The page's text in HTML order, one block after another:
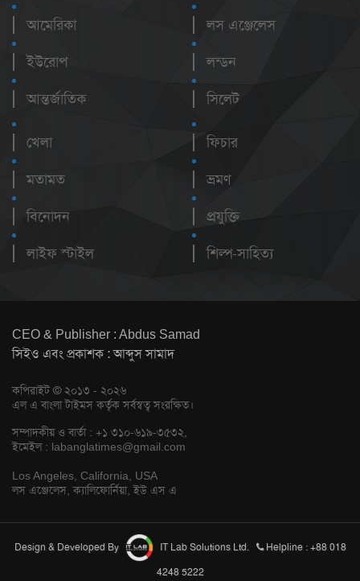
আমেরিকা
ইউরোপ
আন্তর্জাতিক
লস এঞ্জেলেস
লন্ডন
সিলেট
খেলা
মতামত
বিনোদন
লাইফ স্টাইল
ফিচার
ভ্রমণ
প্রযুক্তি
শিল্প-সাহিত্য
CEO & Publisher : Abdus Samad
সিইও এবং প্রকাশক : আব্দুস সামাদ
কপিরাইট © ২০১৩ - ২০২৬
এল এ বাংলা টাইমস কর্তৃক সর্বস্বত্ব সংরক্ষিত।
সম্পাদকীয় ও বার্তা : +১ ৩১০-৬১৯-৩৫৩২,
ইমেইল : labanglatimes@gmail.com
Los Angeles, California, USA
লস এঞ্জেলেস, ক্যালিফোর্নিয়া, ইউ এস এ
Design & Developed By IT Lab Solutions Ltd.
Helpline : +88 018
4248 5222